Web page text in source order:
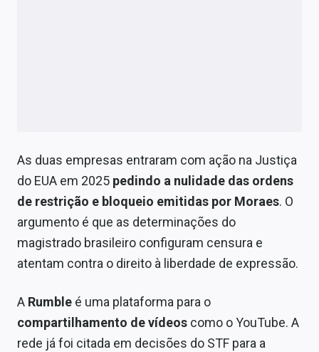
Contato
As duas empresas entraram com ação na Justiça
do EUA em 2025 pedindo a nulidade das ordens
de restrição e bloqueio emitidas por Moraes. O
argumento é que as determinações do
magistrado brasileiro configuram censura e
atentam contra o direito à liberdade de expressão.
A Rumble é uma plataforma para o
compartilhamento de vídeos como o YouTube. A
rede já foi citada em decisões do STF para a